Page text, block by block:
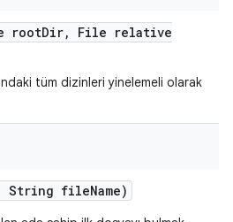
rootDir,
File relative
tüm dizinleri yinelemeli olarak
String fileName)